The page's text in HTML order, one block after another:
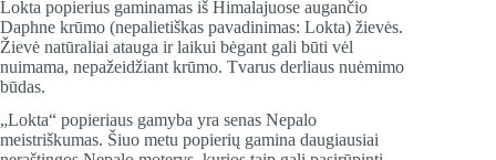
Lokta popierius gaminamas iš Himalajuose augančio
Daphne krūmo (nepalietiškas pavadinimas: Lokta) žievės.
Žievė natūraliai atauga ir laikui bėgant gali būti vėl
nuimama, nepažeidžiant krūmo. Tvarus derliaus nuėmimo
būdas.
„Lokta“ popieriaus gamyba yra senas Nepalo
meistriškumas. Šiuo metu popierių gamina daugiausiai